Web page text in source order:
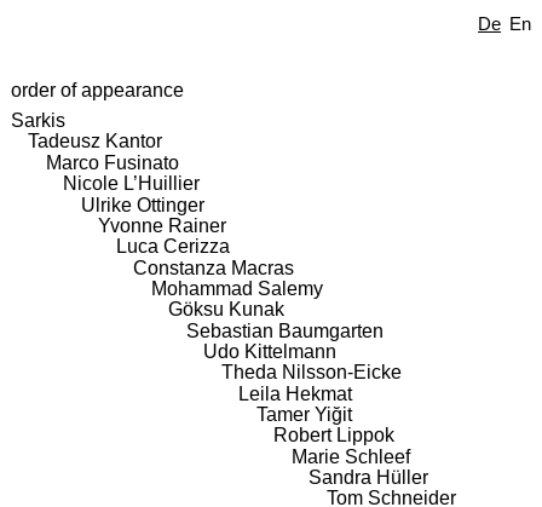
De En
order of appearance
Sarkis
Tadeusz Kantor
Marco Fusinato
Nicole L’Huillier
Ulrike Ottinger
Yvonne Rainer
Luca Cerizza
Constanza Macras
Mohammad Salemy
Göksu Kunak
Sebastian Baumgarten
Udo Kittelmann
Theda Nilsson-Eicke
Leila Hekmat
Tamer Yiğit
Robert Lippok
Marie Schleef
Sandra Hüller
Tom Schneider